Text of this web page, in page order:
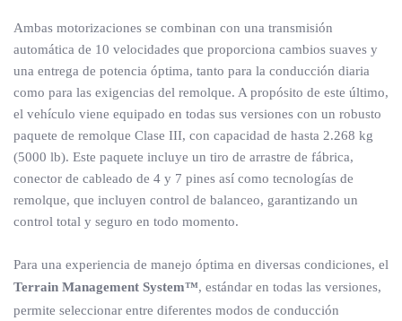
Ambas motorizaciones se combinan con una transmisión
automática de 10 velocidades que proporciona cambios suaves y
una entrega de potencia óptima, tanto para la conducción diaria
como para las exigencias del remolque. A propósito de este último,
el vehículo viene equipado en todas sus versiones con un robusto
paquete de remolque Clase III, con capacidad de hasta 2.268 kg
(5000 lb). Este paquete incluye un tiro de arrastre de fábrica,
conector de cableado de 4 y 7 pines así como tecnologías de
remolque, que incluyen control de balanceo, garantizando un
control total y seguro en todo momento.
Para una experiencia de manejo óptima en diversas condiciones, el
Terrain Management System™, estándar en todas las versiones,
permite seleccionar entre diferentes modos de conducción